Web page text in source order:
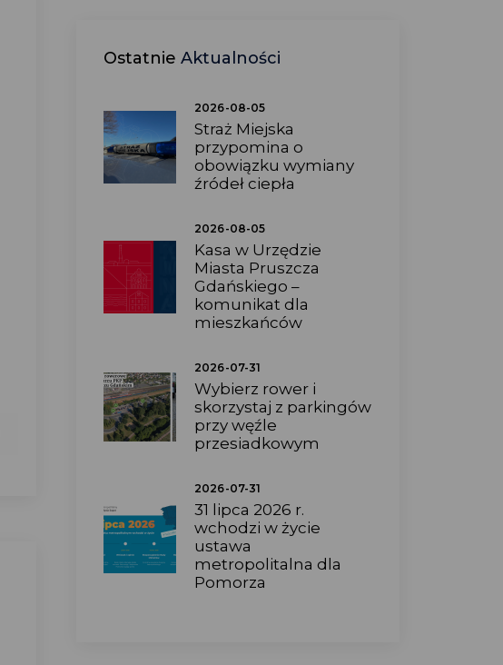
Ostatnie Aktualności
2026-08-05
Straż Miejska
przypomina o
obowiązku wymiany
źródeł ciepła
2026-08-05
Kasa w Urzędzie
Miasta Pruszcza
Gdańskiego –
komunikat dla
mieszkańców
2026-07-31
Wybierz rower i
skorzystaj z parkingów
przy węźle
przesiadkowym
2026-07-31
31 lipca 2026 r.
wchodzi w życie
ustawa
metropolitalna dla
Pomorza